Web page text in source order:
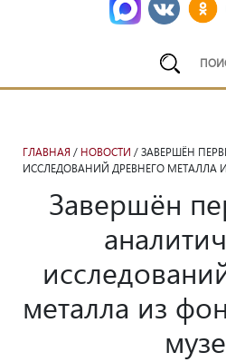
ГЛАВНАЯ / НОВОСТИ / ЗАВЕРШЁН
ИССЛЕДОВАНИЙ ДРЕВНЕГО МЕТАЛЛА
Завершён
металла из